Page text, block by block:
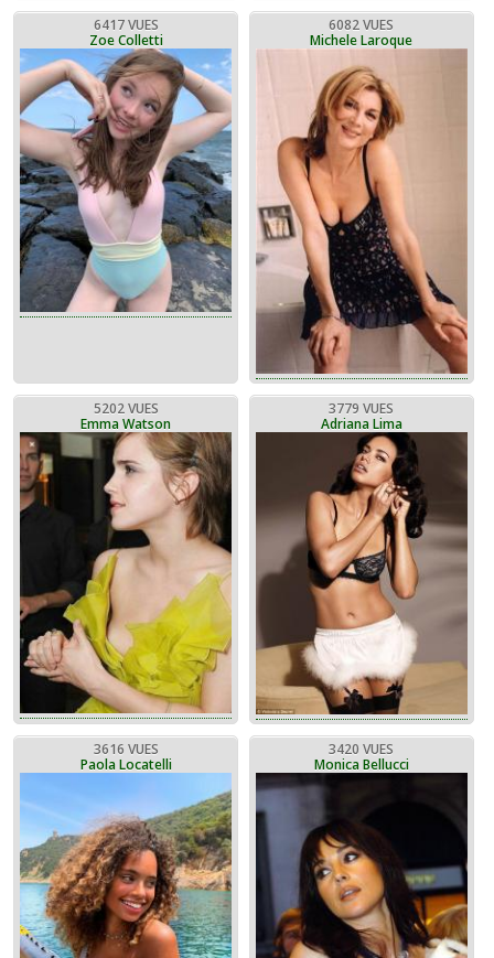
6417 VUES
Zoe Colletti
6082 VUES
Michele Laroque
5202 VUES
Emma Watson
3779 VUES
Adriana Lima
3616 VUES
Paola Locatelli
3420 VUES
Monica Bellucci